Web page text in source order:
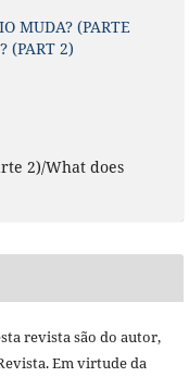
MUDA? (PARTE
(PART 2)
2)/What does
revista são do autor,
Em virtude da